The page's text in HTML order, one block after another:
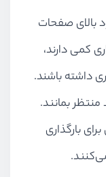
بالای صفحات
کمی دارند،
داشته باشند.
بمانند.
برای بارگذاری